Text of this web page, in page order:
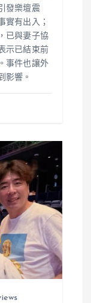
發樂壇震
實有出入；
已與妻子協
示已結束前
事件也讓外
影響。